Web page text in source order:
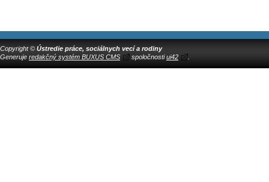
Copyright © Ústredie práce, sociálnych vecí a rodiny
Generuje redakčný systém BUXUS CMS spoločnostiui42